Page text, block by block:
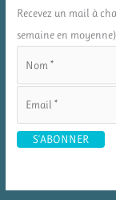
Recevez un mail à
semaine en